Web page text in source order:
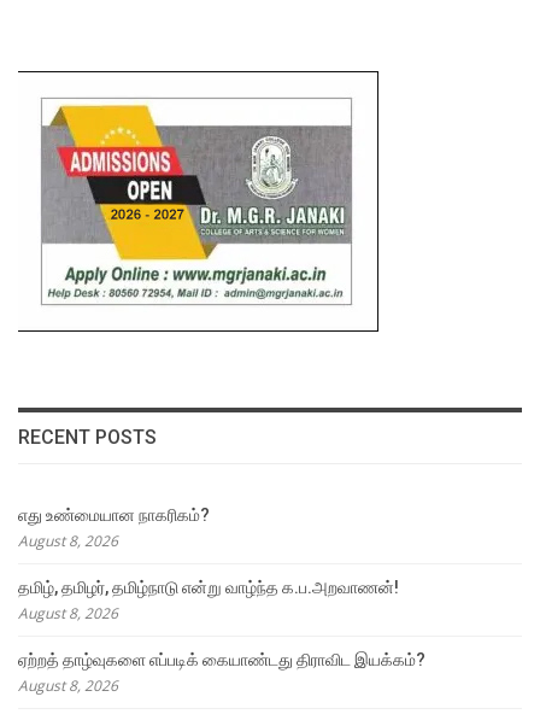
RECENT POSTS
எது உண்மையான நாகரிகம்?
August 8, 2026
தமிழ், தமிழர், தமிழ்நாடு என்று வாழ்ந்த க.ப.அறவாணன்!
August 8, 2026
ஏற்றத் தாழ்வுகளை எப்படிக் கையாண்டது திராவிட இயக்கம்?
August 8, 2026